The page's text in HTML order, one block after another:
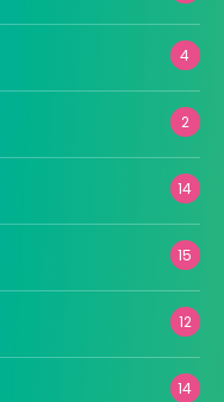
4
2
14
15
12
14